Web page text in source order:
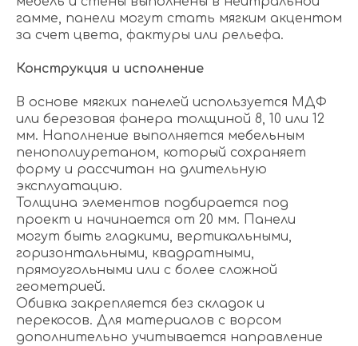
гамме, панели могут стать мягким акцентом
за счет цвета, фактуры или рельефа.
Конструкция и исполнение
В основе мягких панелей используется МДФ
или березовая фанера толщиной 8, 10 или 12
мм. Наполнение выполняется мебельным
пенополиуретаном, который сохраняет
форму и рассчитан на длительную
эксплуатацию.
Толщина элементов подбирается под
проект и начинается от 20 мм. Панели
могут быть гладкими, вертикальными,
горизонтальными, квадратными,
прямоугольными или с более сложной
геометрией.
Обивка закрепляется без складок и
перекосов. Для материалов с ворсом
дополнительно учитывается направление